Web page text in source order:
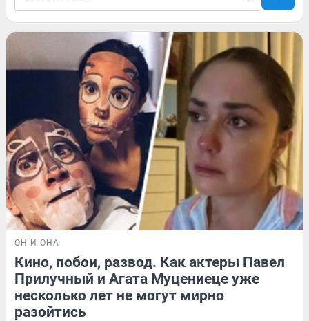
ОН И ОНА
Кино, побои, развод. Как актеры Павел
Прилучный и Агата Муцениеце уже
несколько лет не могут мирно
разойтись